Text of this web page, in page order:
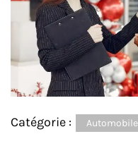
Catégorie : Automobile